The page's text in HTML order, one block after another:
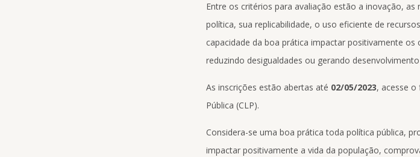
Entre os critérios para avaliação estão a inovação,
política, sua replicabilidade, o uso eficiente de
capacidade da boa prática impactar positivamente
reduzindo desigualdades ou gerando
As inscrições estão abertas até 02/05/2023, acesse
Pública (CLP).
Considera-se uma boa prática toda política pública,
impactar positivamente a vida da população,